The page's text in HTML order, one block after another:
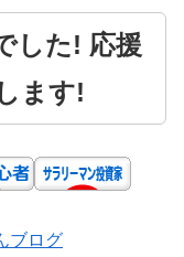
した! 応援
ます!